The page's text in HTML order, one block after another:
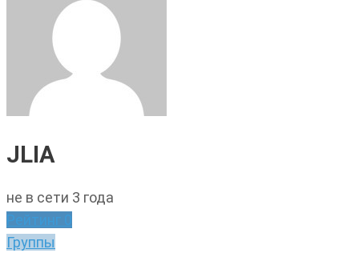
JLIA
не в сети 3 года
Рейтинг 0
Группы